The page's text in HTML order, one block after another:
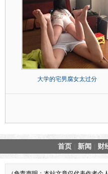
大学的宅男腐女太过分
首页 新闻 财